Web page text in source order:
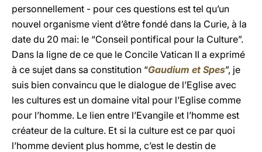
personnellement - pour ces questions est tel qu’un
nouvel organisme vient d’être fondé dans la Curie, à la
date du 20 mai: le “Conseil pontifical pour la Culture”.
Dans la ligne de ce que le Concile Vatican II a exprimé
à ce sujet dans sa constitution “Gaudium et Spes”, je
suis bien convaincu que le dialogue de l’Eglise avec
les cultures est un domaine vital pour l’Eglise comme
pour l’homme. Le lien entre l’Evangile et l’homme est
créateur de la culture. Et si la culture est ce par quoi
l’homme devient plus homme, c’est le destin de